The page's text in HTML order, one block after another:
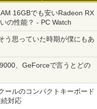
16GBでも安いRadeon RX
の性能？ - PC Watch
思っていた時期が僕にもあ
、GeForceで言うとどの
ールのコンパクトキーボード
対応